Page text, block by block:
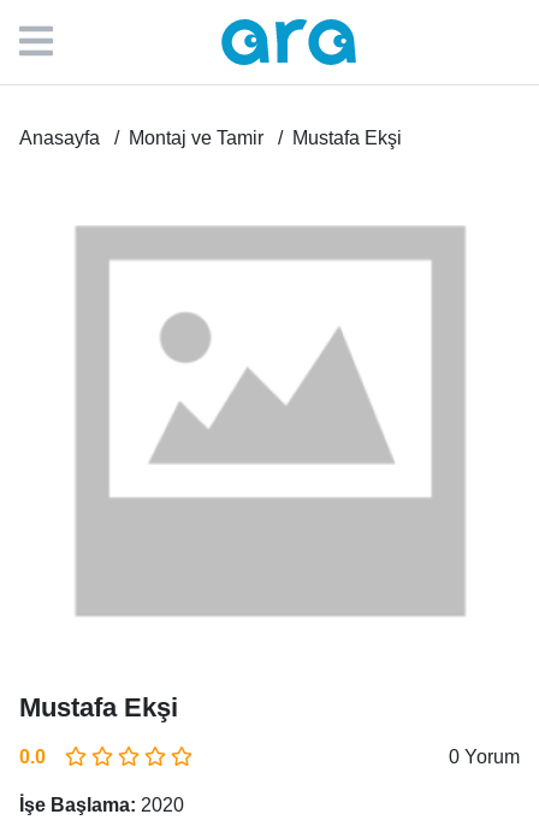
Anasayfa Montaj ve Tamir Mustafa Ekşi
Mustafa Ekşi
0.0 0 Yorum
İşe Başlama: 2020